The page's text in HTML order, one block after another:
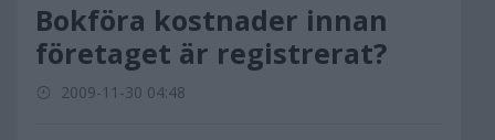
Bokföra kostnader innan
företaget är registrerat?
2009-11-30 04:48